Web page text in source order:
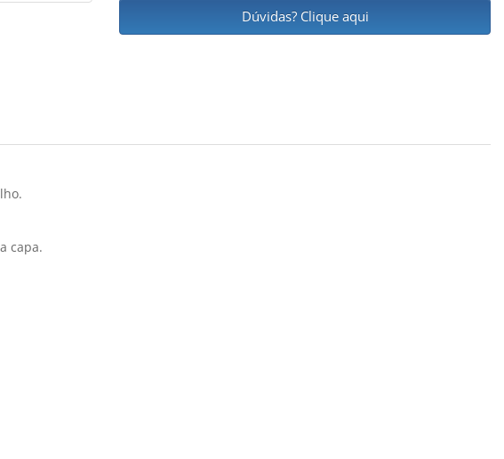
Dúvidas? Clique aqui
capa.